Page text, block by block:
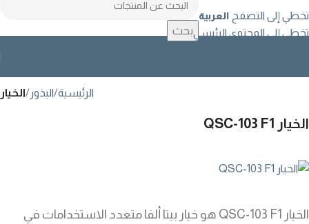
تخطي إلى التصفح
تخطي إلى المحتوى الرئيسي
العربية
بحث
الرئيسية البذور الخيار
الخيار QSC-103 F1
الخيار QSC-103 F1 هو خيار بيتا ألفا متعدد الاستخدامات في